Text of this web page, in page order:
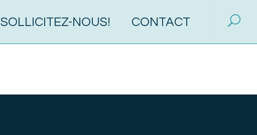
SOLLICITEZ-NOUS! CONTACT